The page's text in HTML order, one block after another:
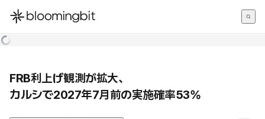
한국어
FRB利上げ観測が拡大、
カルシで2027年7月前の実施確率53%